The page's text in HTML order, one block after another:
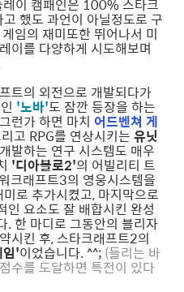
이 캠패인은 100% 스타크
했도 과언이 아닐정도로 구
임의 재미또한 뛰어나서 미
이를 다양하게 시도해보며
트의 외전으로 개발되다가
'노바'도 잠깐 등장을 하는
런가 하면 마치 어드벤쳐 게
고 RPG를 연상시키는 유닛
발하는 연구 시스템도 매우
'디아블로2'의 어빌리티 트
크래프트3의 영웅시스템을
로 추가시켰고, 마지막으로
인 요소도 잘 배합시킨 완성
. 한 마디로 그동안의 블리자
시킨 후, 스타크래프트2의
임'이었습니다. ^^; (들리는 바
수를 도달하면 특전이 있다